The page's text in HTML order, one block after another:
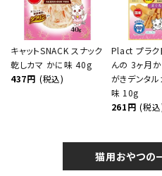
キャットSNACK スナック
乾しカマ かに味 40g
437円 (税込)
Plact プラク
んの 3ヶ月
がきデンタル
味 10g
261円 (税
猫用おやつの